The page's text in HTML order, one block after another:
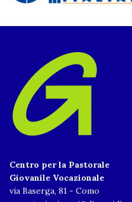
Centro per la Pastorale
Giovanile Vocazionale
via Baserga, 81 - Como